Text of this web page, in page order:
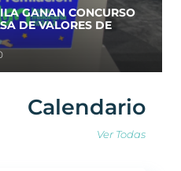
GANAN CONCURSO
DE VALORES DE
Calendario
Ver Todas